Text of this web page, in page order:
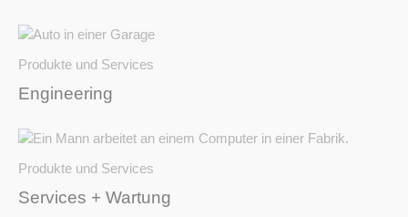
Produkte und Services
Engineering
Produkte und Services
Services + Wartung